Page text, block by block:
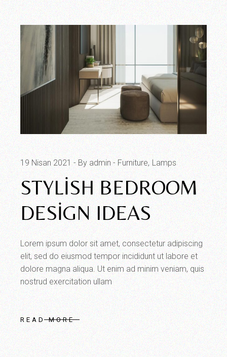
19 Nisan 2021 By admin Furniture Lamps
STYLISH BEDROOM
DESIGN IDEAS
Lorem ipsum dolor sit amet, consectetur adipiscing
elit, sed do eiusmod tempor incididunt ut labore et
dolore magna aliqua. Ut enim ad minim veniam, quis
nostrud exercitation ullam
READ MORE